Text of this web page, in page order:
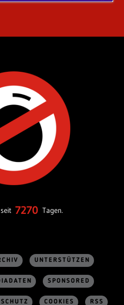
7270 Tagen.
UNTERSTÜTZEN
SPONSORED
COOKIES RSS